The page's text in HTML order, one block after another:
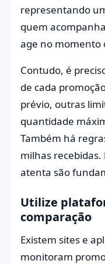
representando
quem
age no momento
Contudo, é
de cada
prévio, outras
quantidade
Também há
milhas
atenta são
Utilize
comparação
Existem sites e
monitoram